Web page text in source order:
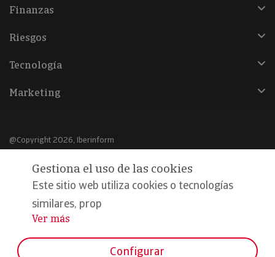
Finanzas
Riesgos
Tecnología
Marketing
@Copyright 2026, Iberinform
Aviso legal
Política de cookies
Declaración de privacidad
Gestiona el uso de las cookies
Este sitio web utiliza cookies o tecnologías
similares, prop
...
Ver más
Configurar